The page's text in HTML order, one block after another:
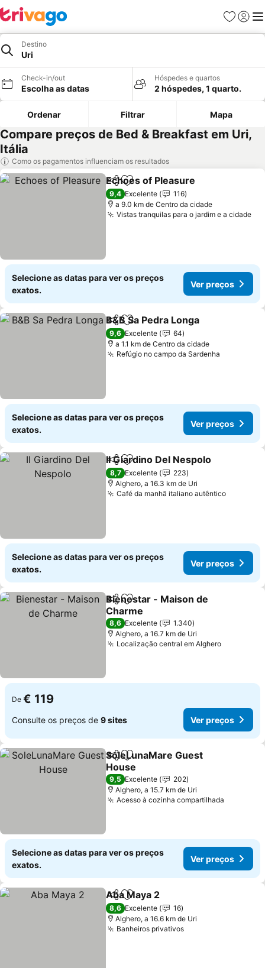
Favoritos
Iniciar
Destino
Uri
Check-in/out
Escolha as datas
Hóspedes e quartos
2 hóspedes, 1 quarto.
Ordenar Filtrar Mapa
Compare preços de Bed & Breakfast em Uri,
Itália
Como os pagamentos influenciam os resultados
PartilharAdicionar aos favoritos
Echoes of Pleasure
9,4 Excelente
116
a 9.0 km de Centro da cidade
Vistas tranquilas para o jardim e a cidade
Selecione as datas para ver os preços
exatos.
Ver preços
PartilharAdicionar aos favoritos
B&B Sa Pedra Longa
9,6 Excelente
64
a 1.1 km de Centro da cidade
Refúgio no campo da Sardenha
Selecione as datas para ver os preços
exatos.
Ver preços
PartilharAdicionar aos favoritos
Il Giardino Del Nespolo
8,7 Excelente
223
Alghero, a 16.3 km de Uri
Café da manhã italiano autêntico
Selecione as datas para ver os preços
exatos.
Ver preços
PartilharAdicionar aos favoritos
Bienestar - Maison de
Charme
8,6 Excelente
1.340
Alghero, a 16.7 km de Uri
Localização central em Alghero
De € 119
Consulte os preços de 9 sites Ver preços
PartilharAdicionar aos favoritos
SoleLunaMare Guest
House
9,5 Excelente
202
Alghero, a 15.7 km de Uri
Acesso à cozinha compartilhada
Selecione as datas para ver os preços
exatos.
Ver preços
PartilharAdicionar aos favoritos
Aba Maya 2
8,6 Excelente
16
Alghero, a 16.6 km de Uri
Banheiros privativos